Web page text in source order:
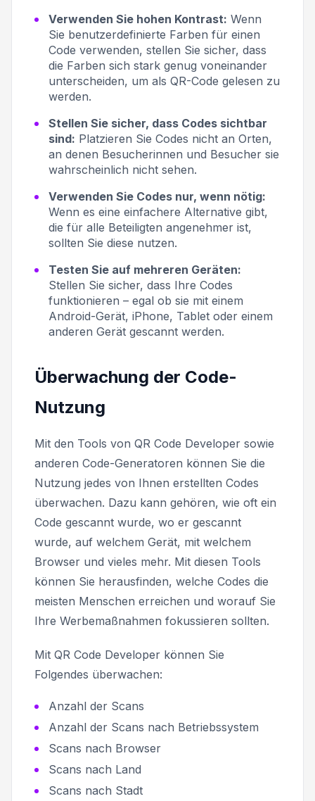
Verwenden Sie hohen Kontrast: Wenn
Sie benutzerdefinierte Farben für einen
Code verwenden, stellen Sie sicher, dass
die Farben sich stark genug voneinander
unterscheiden, um als QR-Code gelesen zu
werden.
Stellen Sie sicher, dass Codes sichtbar
sind: Platzieren Sie Codes nicht an Orten,
an denen Besucherinnen und Besucher sie
wahrscheinlich nicht sehen.
Verwenden Sie Codes nur, wenn nötig:
Wenn es eine einfachere Alternative gibt,
die für alle Beteiligten angenehmer ist,
sollten Sie diese nutzen.
Testen Sie auf mehreren Geräten:
Stellen Sie sicher, dass Ihre Codes
funktionieren – egal ob sie mit einem
Android-Gerät, iPhone, Tablet oder einem
anderen Gerät gescannt werden.
Überwachung der Code-
Nutzung
Mit den Tools von QR Code Developer sowie
anderen Code-Generatoren können Sie die
Nutzung jedes von Ihnen erstellten Codes
überwachen. Dazu kann gehören, wie oft ein
Code gescannt wurde, wo er gescannt
wurde, auf welchem Gerät, mit welchem
Browser und vieles mehr. Mit diesen Tools
können Sie herausfinden, welche Codes die
meisten Menschen erreichen und worauf Sie
Ihre Werbemaßnahmen fokussieren sollten.
Mit QR Code Developer können Sie
Folgendes überwachen:
Anzahl der Scans
Anzahl der Scans nach Betriebssystem
Scans nach Browser
Scans nach Land
Scans nach Stadt